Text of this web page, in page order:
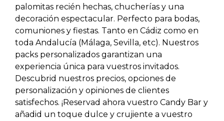
palomitas recién hechas, chucherías y una
decoración espectacular. Perfecto para bodas,
comuniones y fiestas. Tanto en Cádiz como en
toda Andalucía (Málaga, Sevilla, etc). Nuestros
packs personalizados garantizan una
experiencia única para vuestros invitados.
Descubrid nuestros precios, opciones de
personalización y opiniones de clientes
satisfechos. ¡Reservad ahora vuestro Candy Bar y
añadid un toque dulce y crujiente a vuestro